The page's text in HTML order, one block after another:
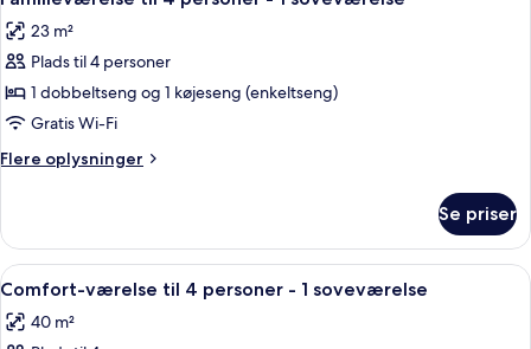
alle
billeder
af
Familieværelse
til
4
personer
1
soveværelse
23 m²
Plads til 4 personer
1 dobbeltseng og 1 køjeseng (enkeltseng)
Gratis Wi-Fi
Flere oplysninger
Flere
til
4
personer
Se priser
Indlæs
alle
billeder
Et soveværelse med seng, stol, skab
17
Comfort-værelse til 4 personer - 1 soveværelse
40 m²